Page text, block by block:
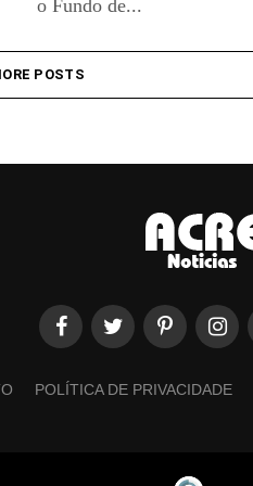
o Fundo de...
POSTS
POLÍTICA DE PRIVACIDADE